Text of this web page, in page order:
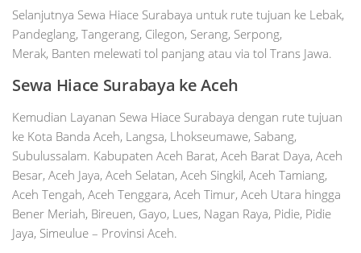
Selanjutnya Sewa Hiace Surabaya untuk rute tujuan ke Lebak,
Pandeglang, Tangerang, Cilegon, Serang, Serpong,
Merak, Banten melewati tol panjang atau via tol Trans Jawa.
Sewa Hiace Surabaya ke Aceh
Kemudian Layanan Sewa Hiace Surabaya dengan rute tujuan
ke Kota Banda Aceh, Langsa, Lhokseumawe, Sabang,
Subulussalam. Kabupaten Aceh Barat, Aceh Barat Daya, Aceh
Besar, Aceh Jaya, Aceh Selatan, Aceh Singkil, Aceh Tamiang,
Aceh Tengah, Aceh Tenggara, Aceh Timur, Aceh Utara hingga
Bener Meriah, Bireuen, Gayo, Lues, Nagan Raya, Pidie, Pidie
Jaya, Simeulue – Provinsi Aceh.